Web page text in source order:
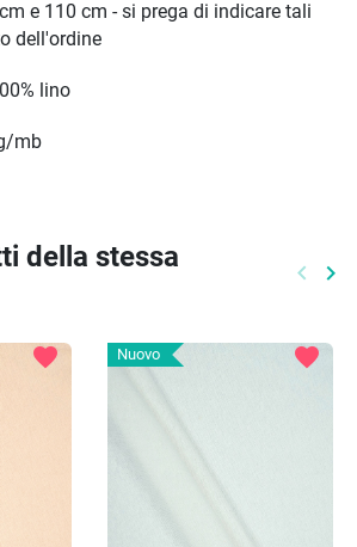
e 110 cm - si prega di indicare tali
dell'ordine
lino
mb
della stessa
keyboard_arrow_left keyboard_arrow_right
favorite Nuovo favorite